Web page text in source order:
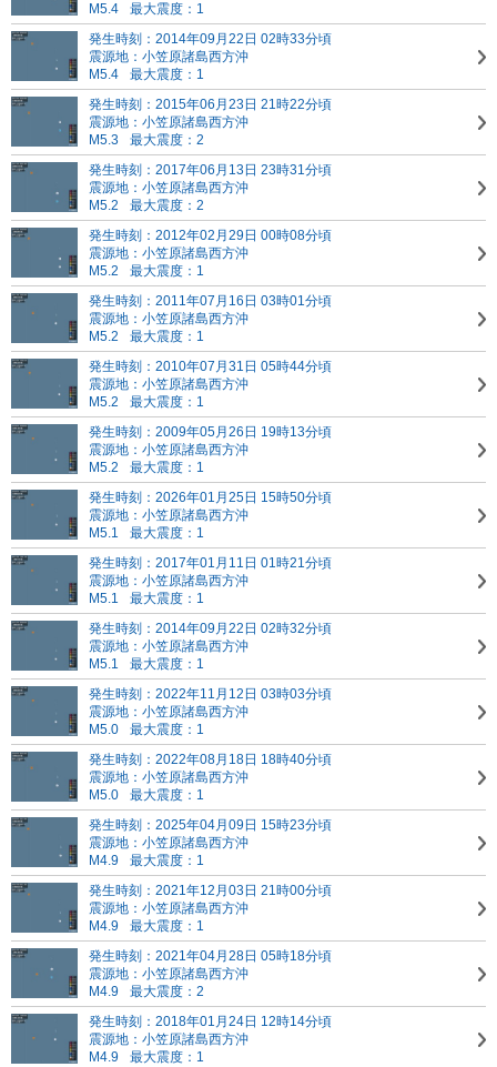
M5.4
最大震度：1
発生時刻：2014年09月22日 02時33分頃
震源地：小笠原諸島西方沖
M5.4
最大震度：1
発生時刻：2015年06月23日 21時22分頃
震源地：小笠原諸島西方沖
M5.3
最大震度：2
発生時刻：2017年06月13日 23時31分頃
震源地：小笠原諸島西方沖
M5.2
最大震度：2
発生時刻：2012年02月29日 00時08分頃
震源地：小笠原諸島西方沖
M5.2
最大震度：1
発生時刻：2011年07月16日 03時01分頃
震源地：小笠原諸島西方沖
M5.2
最大震度：1
発生時刻：2010年07月31日 05時44分頃
震源地：小笠原諸島西方沖
M5.2
最大震度：1
発生時刻：2009年05月26日 19時13分頃
震源地：小笠原諸島西方沖
M5.2
最大震度：1
発生時刻：2026年01月25日 15時50分頃
震源地：小笠原諸島西方沖
M5.1
最大震度：1
発生時刻：2017年01月11日 01時21分頃
震源地：小笠原諸島西方沖
M5.1
最大震度：1
発生時刻：2014年09月22日 02時32分頃
震源地：小笠原諸島西方沖
M5.1
最大震度：1
発生時刻：2022年11月12日 03時03分頃
震源地：小笠原諸島西方沖
M5.0
最大震度：1
発生時刻：2022年08月18日 18時40分頃
震源地：小笠原諸島西方沖
M5.0
最大震度：1
発生時刻：2025年04月09日 15時23分頃
震源地：小笠原諸島西方沖
M4.9
最大震度：1
発生時刻：2021年12月03日 21時00分頃
震源地：小笠原諸島西方沖
M4.9
最大震度：1
発生時刻：2021年04月28日 05時18分頃
震源地：小笠原諸島西方沖
M4.9
最大震度：2
発生時刻：2018年01月24日 12時14分頃
震源地：小笠原諸島西方沖
M4.9
最大震度：1